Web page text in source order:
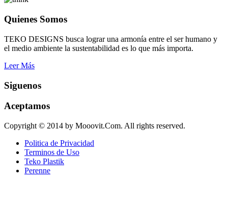
Quienes Somos
TEKO DESIGNS busca lograr una armonía entre el ser humano y
el medio ambiente la sustentabilidad es lo que más importa.
Leer Más
Siguenos
Aceptamos
Copyright © 2014 by Mooovit.Com. All rights reserved.
Politica de Privacidad
Terminos de Uso
Teko Plastik
Perenne